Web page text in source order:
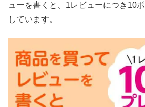
ューを書くと、1レビューにつき10
しています。